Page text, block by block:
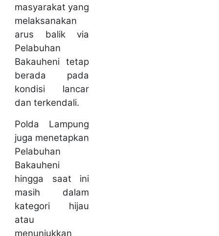
masyarakat yang
melaksanakan
arus balik via
Pelabuhan
Bakauheni tetap
berada pada
kondisi lancar
dan terkendali.
Polda Lampung
juga menetapkan
Pelabuhan
Bakauheni
hingga saat ini
masih dalam
kategori hijau
atau
menunjukkan